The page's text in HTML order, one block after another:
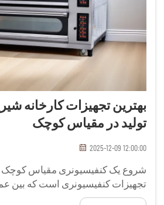
بهترین تجهیزات کارخانه
تولید در مقیاس کوچک
2025-12-09 12:00:00
شروع یک کنفیسیونری مقیاس کوچک
تجهیزات کنفیسیونری است که بین
محدودیت‌های بودجه تعادل برقرار